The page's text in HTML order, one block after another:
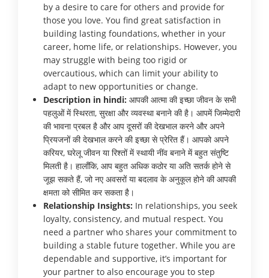
by a desire to care for others and provide for
those you love. You find great satisfaction in
building lasting foundations, whether in your
career, home life, or relationships. However, you
may struggle with being too rigid or
overcautious, which can limit your ability to
adapt to new opportunities or change.
Description in hindi: आपकी आत्मा की इच्छा जीवन के सभी
पहलुओं में स्थिरता, सुरक्षा और व्यवस्था बनाने की है। आपमें जिम्मेदारी
की भावना प्रबल है और आप दूसरों की देखभाल करने और अपने
प्रियजनों की देखभाल करने की इच्छा से प्रेरित हैं। आपको अपने
करियर, घरेलू जीवन या रिश्तों में स्थायी नींव बनाने में बहुत संतुष्टि
मिलती है। हालाँकि, आप बहुत अधिक कठोर या अति सतर्क होने से
जूझ सकते हैं, जो नए अवसरों या बदलाव के अनुकूल होने की आपकी
क्षमता को सीमित कर सकता है।
Relationship Insights: In relationships, you seek
loyalty, consistency, and mutual respect. You
need a partner who shares your commitment to
building a stable future together. While you are
dependable and supportive, it’s important for
your partner to also encourage you to step